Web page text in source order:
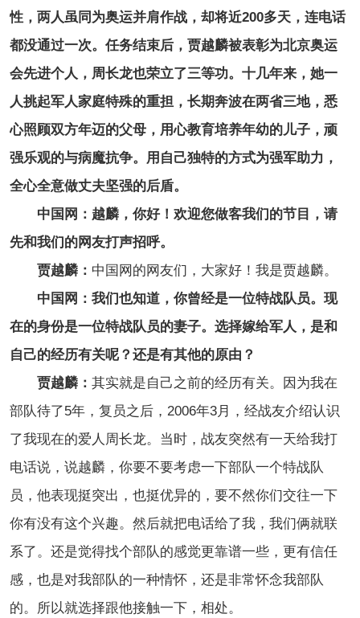
性，两人虽同为奥运并肩作战，却将近200多天，连电话
都没通过一次。任务结束后，贾越麟被表彰为北京奥运
会先进个人，周长龙也荣立了三等功。十几年来，她一
人挑起军人家庭特殊的重担，长期奔波在两省三地，悉
心照顾双方年迈的父母，用心教育培养年幼的儿子，顽
强乐观的与病魔抗争。用自己独特的方式为强军助力，
全心全意做丈夫坚强的后盾。
中国网：越麟，你好！欢迎您做客我们的节目，请
先和我们的网友打声招呼。
贾越麟： 中国网的网友们，大家好！我是贾越麟。
中国网 ：我们也知道，你曾经是一位特战队员。现
在的身份是一位特战队员的妻子。选择嫁给军人，是和
自己的经历有关呢？还是有其他的原由？
贾越麟： 其实就是自己之前的经历有关。因为我在
部队待了5年，复员之后，2006年3月，经战友介绍认识
了我现在的爱人周长龙。当时，战友突然有一天给我打
电话说，说越麟，你要不要考虑一下部队一个特战队
员，他表现挺突出，也挺优异的，要不然你们交往一下
你有没有这个兴趣。然后就把电话给了我，我们俩就联
系了。还是觉得找个部队的感觉更靠谱一些，更有信任
感，也是对我部队的一种情怀，还是非常怀念我部队
的。所以就选择跟他接触一下，相处。